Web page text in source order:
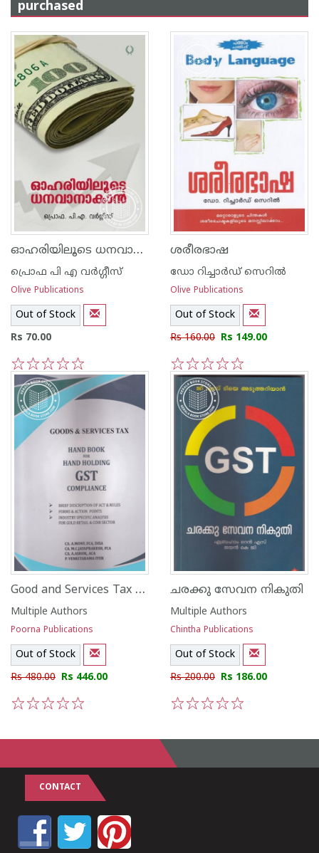
purchased
ഓഹരിയിലൂടെ ധനവാനാകാ‌ന്‍
പ്രൊഫ പി എ വര്‍ഗ്ഗീസ്‌
Olive Publications
Out of Stock
Rs 70.00
5
4
3
2
1
ശരീരഭാഷ
ഡോ റിച്ചാര്‍ഡ് സെറില്‍
Olive Publications
Out of Stock
Rs 160.00 Rs 149.00
5
4
3
2
1
Good and Services Tax Hand book for Hand Holding GST Compliance
Multiple Authors
Poorna Publications
Out of Stock
Rs 480.00 Rs 446.00
ചരക്കു സേവന നികുതി
Multiple Authors
Chintha Publications
Out of Stock
Rs 200.00 Rs 186.00
CONTACT